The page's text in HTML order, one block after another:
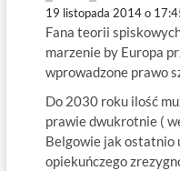
19 listopada 2014 o
Fana teorii
marzenie by Europa
wprowadzone prawo
Do 2030 roku ilość
prawie dwukrotnie (
Belgowie jak ostatnio
opiekuńczego